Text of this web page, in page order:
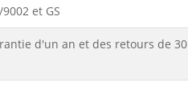
et GS
d'un an et des retours de 30